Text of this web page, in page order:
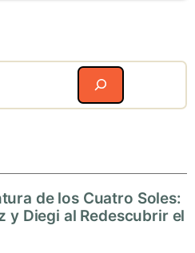
de los Cuatro Soles:
y Diegi al Redescubrir el